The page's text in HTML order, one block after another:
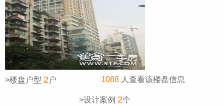
1088 人查看该楼盘信息
>楼盘户型 2户
>设计案例 2个